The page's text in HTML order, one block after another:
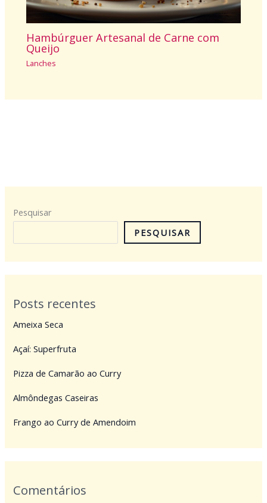
Hambúrguer Artesanal de Carne com
Queijo
Lanches
Pesquisar
PESQUISAR
Posts recentes
Ameixa Seca
Açaí: Superfruta
Pizza de Camarão ao Curry
Almôndegas Caseiras
Frango ao Curry de Amendoim
Comentários